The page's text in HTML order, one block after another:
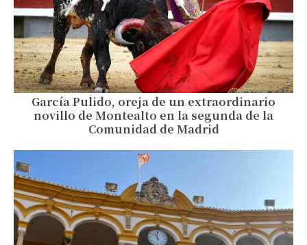
García Pulido, oreja de un extraordinario
novillo de Montealto en la segunda de la
Comunidad de Madrid